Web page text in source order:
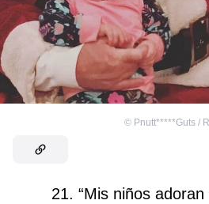
© Pnutt*****Guts /
21. “Mis niños